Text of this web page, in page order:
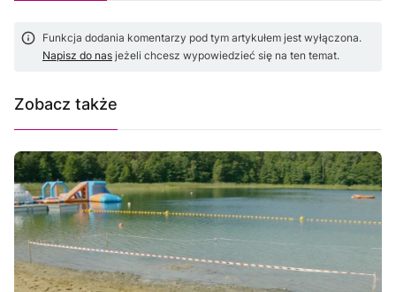
Funkcja dodania komentarzy pod tym artykułem jest wyłączona.
Napisz do nas jeżeli chcesz wypowiedzieć się na ten temat.
Zobacz także